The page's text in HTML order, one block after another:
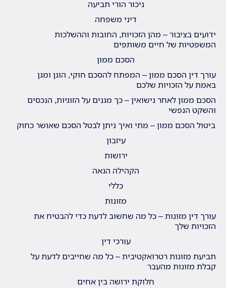
ניכור הורי תביעה
דיני משפחה
ידועים בציבור – מהן הזכויות, החובות וההשלכות
המשפטיות של חיים משותפים
הסכם ממון
עורך דין הסכם ממון – המפתח להסכם חוקי, הוגן ומגן
באמת על הזכויות שלכם
הסכם ממון לאחר נישואין – כך מגנים על הזוגיות, הנכסים
והשקט הנפשי
ביטול הסכם ממון – מתי ואיך ניתן לבטל הסכם שאושר כחוק
עיזבון
ירושות
הקהילה הגאה
כללי
מזונות
עורך דין מזונות – כל מה שחשוב לדעת כדי להבטיח את
הזכויות שלך
עורכי דין
תביעת מזונות רטרואקטיבית – כל מה שחייבים לדעת על
קבלת מזונות מהעבר
חלוקת ירושה בין אחים